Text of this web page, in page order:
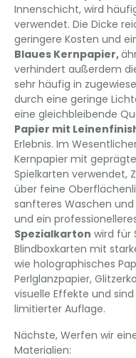
Innenschicht, wird
verwendet. Die Dicke
geringere Kosten und
Blaues Kernpapier,
verhindert außerdem
sehr häufig in
durch eine geringe
eine gleichbleibende
Papier mit
Erlebnis. Im
Kernpapier mit
Spielkarten verwendet,
über feine
sanfteres Waschen
und ein
Spezialkarton wird für
Blindboxkarten mit
wie holographisches
Perlglanzpapier,
visuelle Effekte und
limitierter Auflage.
Nächste, Werfen wir
Materialien: